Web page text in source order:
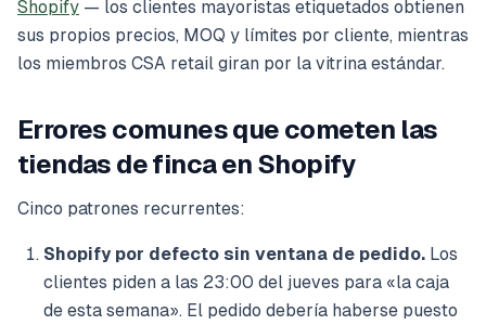
Shopify — los clientes mayoristas etiquetados obtienen
sus propios precios, MOQ y límites por cliente, mientras
los miembros CSA retail giran por la vitrina estándar.
Errores comunes que cometen las
tiendas de finca en Shopify
Cinco patrones recurrentes:
Shopify por defecto sin ventana de pedido. Los
clientes piden a las 23:00 del jueves para «la caja
de esta semana». El pedido debería haberse puesto